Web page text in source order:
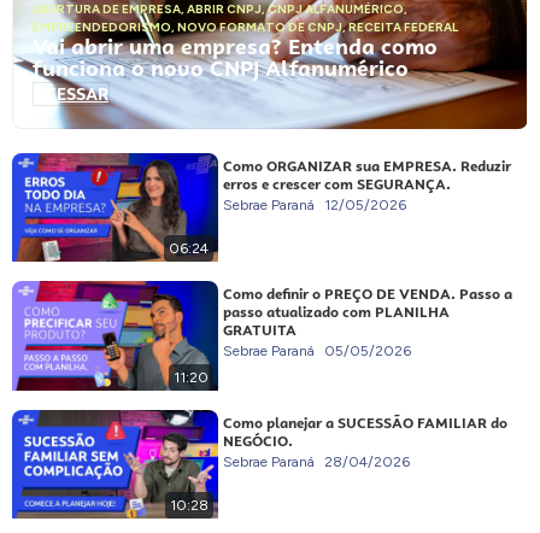
ABERTURA DE EMPRESA, ABRIR CNPJ,CNPJ ALFANUMÉRICO,
EMPREENDEDORISMO, NOVO FORMATO DE CNPJ,RECEITA FEDERAL
Vai abrir uma empresa? Entenda como
funciona o novo CNPJ Alfanumérico
ACESSAR
06:24
Como ORGANIZAR sua EMPRESA. Reduzir
erros e crescer com SEGURANÇA.
Sebrae Paraná 12/05/2026
11:20
Como definir o PREÇO DE VENDA. Passo a
passo atualizado com PLANILHA
GRATUITA
Sebrae Paraná 05/05/2026
10:28
Como planejar a SUCESSÃO FAMILIAR do
NEGÓCIO.
Sebrae Paraná 28/04/2026